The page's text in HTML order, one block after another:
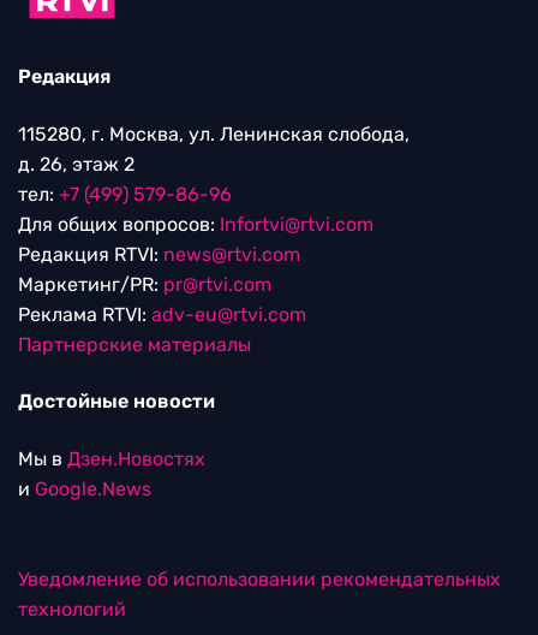
Редакция
115280, г. Москва, ул. Ленинская слобода,
д. 26, этаж 2
тел: +7 (499) 579-86-96
Для общих вопросов: Infortvi@rtvi.com
Редакция RTVI: news@rtvi.com
Маркетинг/PR: pr@rtvi.com
Реклама RTVI: adv-eu@rtvi.com
Партнерские материалы
Достойные новости
Мы в Дзен.Новостях
и Google.News
Уведомление об использовании рекомендательных
технологий